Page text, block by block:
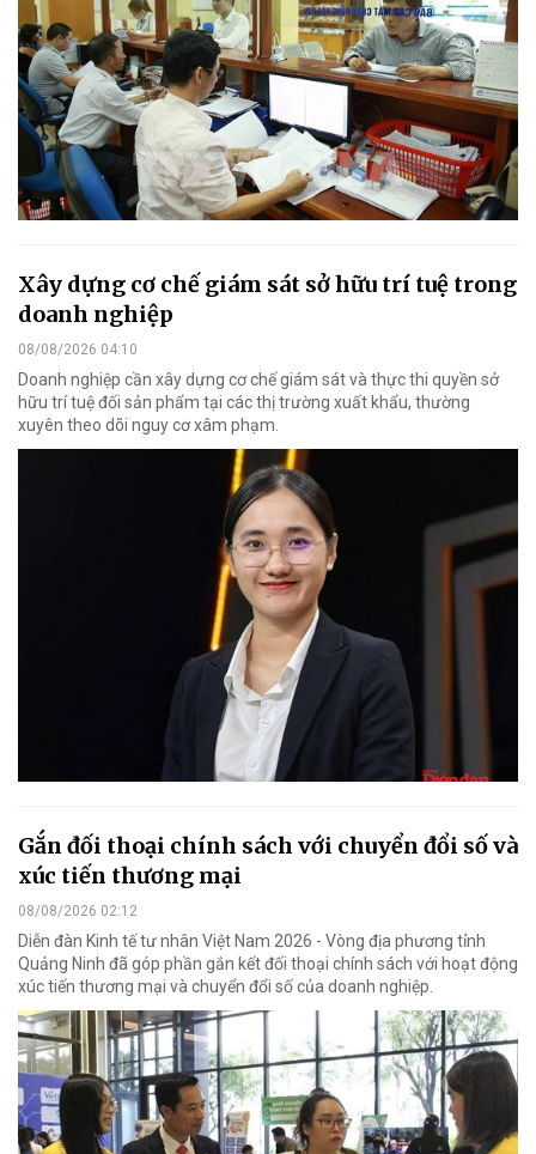
Xây dựng cơ chế giám sát sở hữu trí tuệ trong
doanh nghiệp
08/08/2026 04:10
Doanh nghiệp cần xây dựng cơ chế giám sát và thực thi quyền sở
hữu trí tuệ đối sản phẩm tại các thị trường xuất khẩu, thường
xuyên theo dõi nguy cơ xâm phạm.
Gắn đối thoại chính sách với chuyển đổi số và
xúc tiến thương mại
08/08/2026 02:12
Diễn đàn Kinh tế tư nhân Việt Nam 2026 - Vòng địa phương tỉnh
Quảng Ninh đã góp phần gắn kết đối thoại chính sách với hoạt động
xúc tiến thương mại và chuyển đổi số của doanh nghiệp.